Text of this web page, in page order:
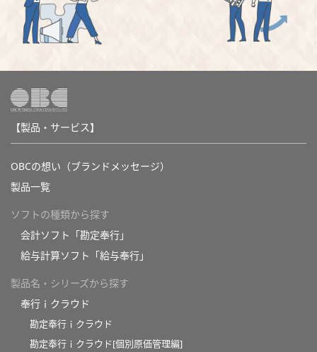
【製品・サービス】
OBCの想い（ブランドメッセージ）
製品一覧
ソフトの種類から探す
会計ソフト「勘定奉行」
給与計算ソフト「給与奉行」
製品名・シリーズから探す
奉行ｉクラウド
勘定奉行ｉクラウド
勘定奉行ｉクラウド[個別原価管理編]